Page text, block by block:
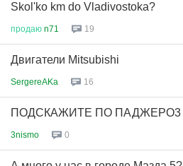
Skol'ko km do Vladivostoka?
продаю n71 19
Двигатели Mitsubishi
SergereAKa 16
ПОДСКАЖИТЕ ПО ПАДЖЕРО3
3nismo 0